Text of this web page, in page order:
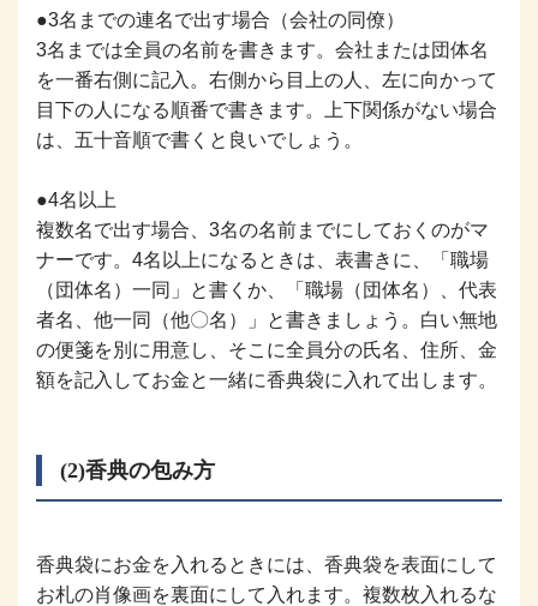
●3名までの連名で出す場合（会社の同僚）
3名までは全員の名前を書きます。会社または団体名
を一番右側に記入。右側から目上の人、左に向かって
目下の人になる順番で書きます。上下関係がない場合
は、五十音順で書くと良いでしょう。
●4名以上
複数名で出す場合、3名の名前までにしておくのがマ
ナーです。4名以上になるときは、表書きに、「職場
（団体名）一同」と書くか、「職場（団体名）、代表
者名、他一同（他〇名）」と書きましょう。白い無地
の便箋を別に用意し、そこに全員分の氏名、住所、金
額を記入してお金と一緒に香典袋に入れて出します。
(2)香典の包み方
香典袋にお金を入れるときには、香典袋を表面にして
お札の肖像画を裏面にして入れます。複数枚入れるな